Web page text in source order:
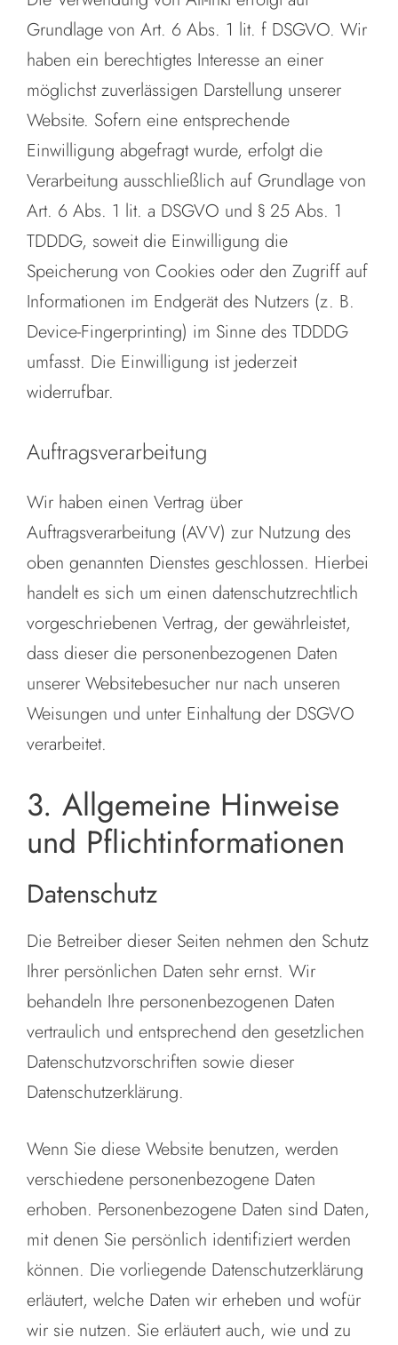
Grundlage von Art. 6 Abs. 1 lit. f DSGVO. Wir
haben ein berechtigtes Interesse an einer
möglichst zuverlässigen Darstellung unserer
Website. Sofern eine entsprechende
Einwilligung abgefragt wurde, erfolgt die
Verarbeitung ausschließlich auf Grundlage von
Art. 6 Abs. 1 lit. a DSGVO und § 25 Abs. 1
TDDDG, soweit die Einwilligung die
Speicherung von Cookies oder den Zugriff auf
Informationen im Endgerät des Nutzers (z. B.
Device-Fingerprinting) im Sinne des TDDDG
umfasst. Die Einwilligung ist jederzeit
widerrufbar.
Auftragsverarbeitung
Wir haben einen Vertrag über
Auftragsverarbeitung (AVV) zur Nutzung des
oben genannten Dienstes geschlossen. Hierbei
handelt es sich um einen datenschutzrechtlich
vorgeschriebenen Vertrag, der gewährleistet,
dass dieser die personenbezogenen Daten
unserer Websitebesucher nur nach unseren
Weisungen und unter Einhaltung der DSGVO
verarbeitet.
3. Allgemeine Hinweise
und Pflichtinformationen
Datenschutz
Die Betreiber dieser Seiten nehmen den Schutz
Ihrer persönlichen Daten sehr ernst. Wir
behandeln Ihre personenbezogenen Daten
vertraulich und entsprechend den gesetzlichen
Datenschutzvorschriften sowie dieser
Datenschutzerklärung.
Wenn Sie diese Website benutzen, werden
verschiedene personenbezogene Daten
erhoben. Personenbezogene Daten sind Daten,
mit denen Sie persönlich identifiziert werden
können. Die vorliegende Datenschutzerklärung
erläutert, welche Daten wir erheben und wofür
wir sie nutzen. Sie erläutert auch, wie und zu